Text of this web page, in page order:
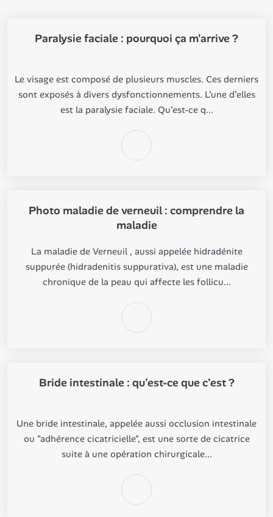
Paralysie faciale : pourquoi ça m'arrive ?
Le visage est composé de plusieurs muscles. Ces derniers
sont exposés à divers dysfonctionnements. L’une d’elles
est la paralysie faciale. Qu’est-ce q...
Photo maladie de verneuil : comprendre la
maladie
La maladie de Verneuil , aussi appelée hidradénite
suppurée (hidradenitis suppurativa), est une maladie
chronique de la peau qui affecte les follicu...
Bride intestinale : qu'est-ce que c'est ?
Une bride intestinale, appelée aussi occlusion intestinale
ou "adhérence cicatricielle", est une sorte de cicatrice
suite à une opération chirurgicale...